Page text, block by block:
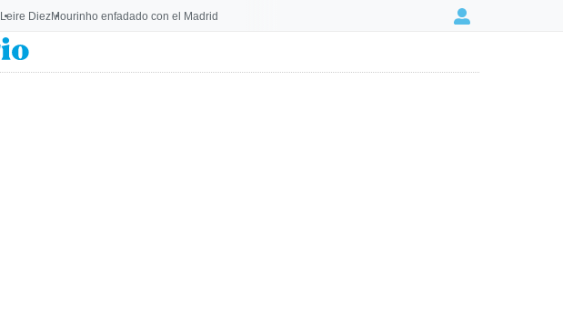
Leire DiezMourinho enfadado con el Madrid Login